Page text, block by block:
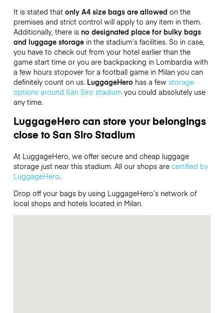
It is stated that only A4 size bags are allowed on the
premises and strict control will apply to any item in them.
Additionally, there is no designated place for bulky bags
and luggage storagein the stadium’s facilities. So in case,
you have to check out from your hotel earlier than the
game start time or you are backpacking in Lombardia with
a few hours stopover for a football game in Milan you can
definitely count on us. LuggageHero has a few storage
options around San Siro stadium you could absolutely use
any time.
LuggageHero can store your belongings
close to San Siro Stadium
At LuggageHero, we offer secure and cheap luggage
storage just near this stadium. All our shops are certified by
LuggageHero.
Drop off your bags by using LuggageHero’s network of
local shops and hotels located in Milan.